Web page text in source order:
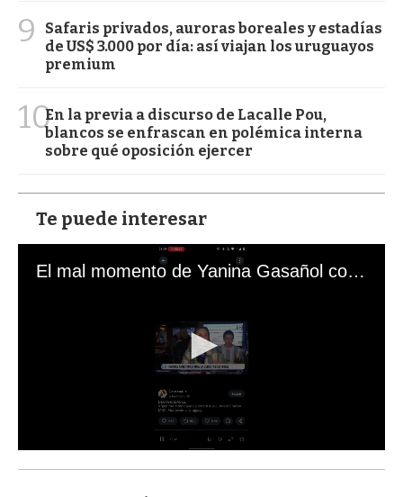
9
Safaris privados, auroras boreales y estadías
de US$ 3.000 por día: así viajan los uruguayos
premium
10En la previa a discurso de Lacalle Pou,
blancos se enfrascan en polémica interna
sobre qué oposición ejercer
Te puede interesar
El mal momento de Yanina Gasañol con un hincha argentino en "Subrayado"
s